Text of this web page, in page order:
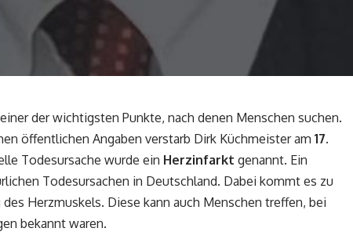
der wichtigsten Punkte, nach denen Menschen suchen.
öffentlichen Angaben verstarb Dirk Küchmeister am 17.
Todesursache wurde ein Herzinfarkt genannt. Ein
Todesursachen in Deutschland. Dabei kommt es zu
Herzmuskels. Diese kann auch Menschen treffen, bei
bekannt waren.